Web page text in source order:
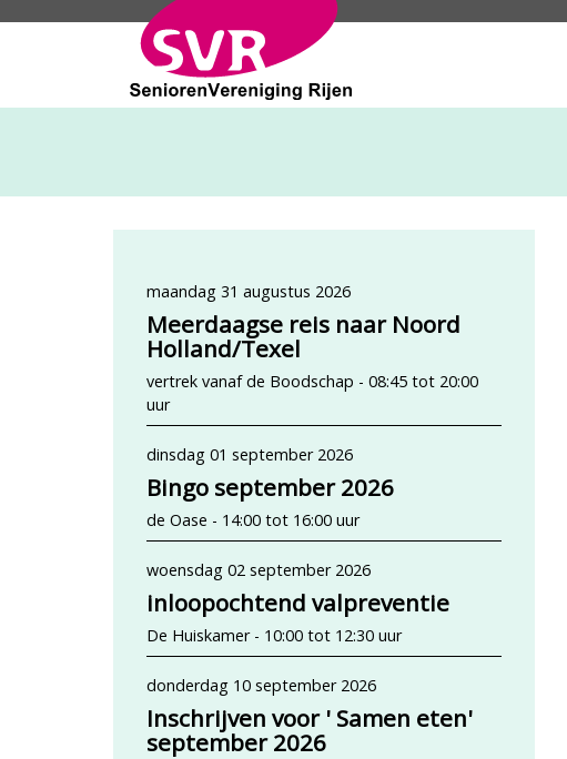
maandag 31 augustus 2026
Meerdaagse reis naar Noord
Holland/Texel
vertrek vanaf de Boodschap - 08:45 tot 20:00
uur
dinsdag 01 september 2026
Bingo september 2026
de Oase - 14:00 tot 16:00 uur
woensdag 02 september 2026
inloopochtend valpreventie
De Huiskamer - 10:00 tot 12:30 uur
donderdag 10 september 2026
Inschrijven voor ' Samen eten'
september 2026